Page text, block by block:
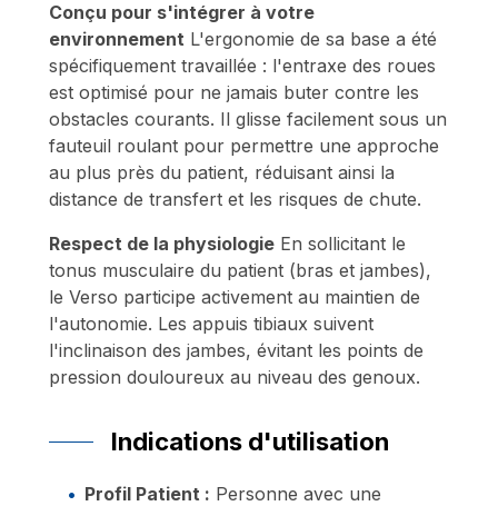
Conçu pour s'intégrer à votre
environnement L'ergonomie de sa base a été
spécifiquement travaillée : l'entraxe des roues
est optimisé pour ne jamais buter contre les
obstacles courants. Il glisse facilement sous un
fauteuil roulant pour permettre une approche
au plus près du patient, réduisant ainsi la
distance de transfert et les risques de chute.
Respect de la physiologie En sollicitant le
tonus musculaire du patient (bras et jambes),
le Verso participe activement au maintien de
l'autonomie. Les appuis tibiaux suivent
l'inclinaison des jambes, évitant les points de
pression douloureux au niveau des genoux.
Indications d'utilisation
Profil Patient : Personne avec une